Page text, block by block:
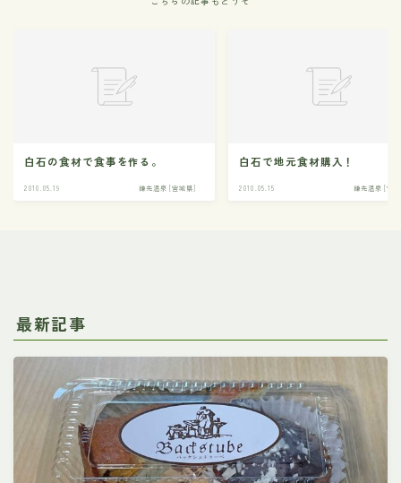
白石の食材で食事を作る。
2010.05.19 鎌先温泉 [宮城県]
白石で地元食材購入！
2010.05.15 鎌先温泉 [宮
最新記事